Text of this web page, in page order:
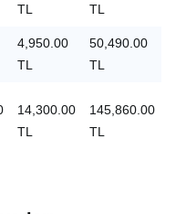
TL
TL
4,950.00
TL
50,490.00
TL
14,300.00
TL
145,860.00
TL